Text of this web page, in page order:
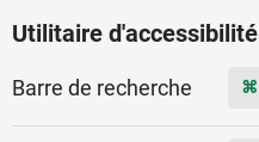
Utilitaire d'accessibilité
Barre de recherche ⌘
Menu